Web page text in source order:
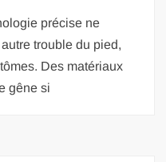
précise ne
trouble du pied,
Des matériaux
gêne si